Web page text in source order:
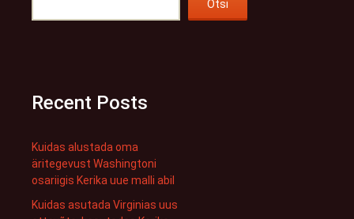
Otsi
Recent Posts
Kuidas alustada oma
äritegevust Washingtoni
osariigis Kerika uue malli abil
Kuidas asutada Virginias uus